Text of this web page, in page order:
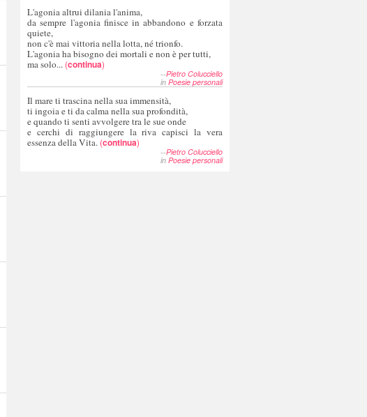
L'agonia altrui dilania l'anima,
da sempre l'agonia finisce in abbandono e forzata
quiete,
non c'è mai vittoria nella lotta, né trionfo.
L'agonia ha bisogno dei mortali e non è per tutti,
ma solo... (continua)
--Pietro Colucciello
in Poesie personali
Il mare ti trascina nella sua immensità,
ti ingoia e ti da calma nella sua profondità,
e quando ti senti avvolgere tra le sue onde
e cerchi di raggiungere la riva capisci la vera
essenza della Vita. (continua)
--Pietro Colucciello
in Poesie personali